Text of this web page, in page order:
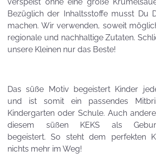
Bezüglich der Inhaltsstoffe musst Du
machen. Wir verwenden, soweit
regionale und nachhaltige Zutaten.
unsere Kleinen nur das Beste!
Das süße Motiv begeistert Kinder
und ist somit ein passendes
Kindergarten oder Schule. Auch
diesem süßen KEKS als
begeistert. So steht dem perfekten
nichts mehr im Weg!